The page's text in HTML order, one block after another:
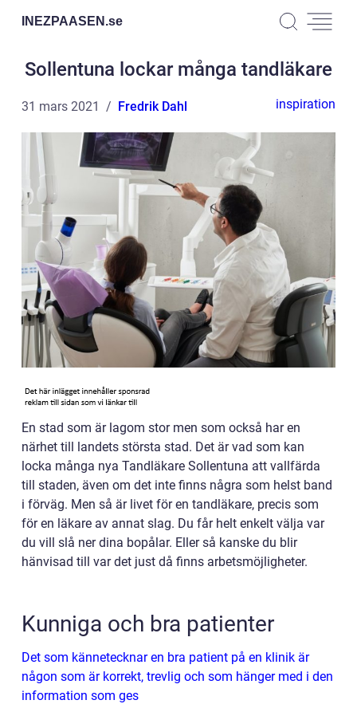
INEZPAASEN.se
Sollentuna lockar många tandläkare
31 mars 2021 Fredrik Dahl inspiration
En stad som är lagom stor men som också har en
närhet till landets största stad. Det är vad som kan
locka många nya Tandläkare Sollentuna att vallfärda
till staden, även om det inte finns några som helst band
i förväg. Men så är livet för en tandläkare, precis som
för en läkare av annat slag. Du får helt enkelt välja var
du vill slå ner dina bopålar. Eller så kanske du blir
hänvisad till var det just då finns arbetsmöjligheter.
Kunniga och bra patienter
Det som kännetecknar en bra patient på en klinik är
någon som är korrekt, trevlig och som hänger med i den
information som ges